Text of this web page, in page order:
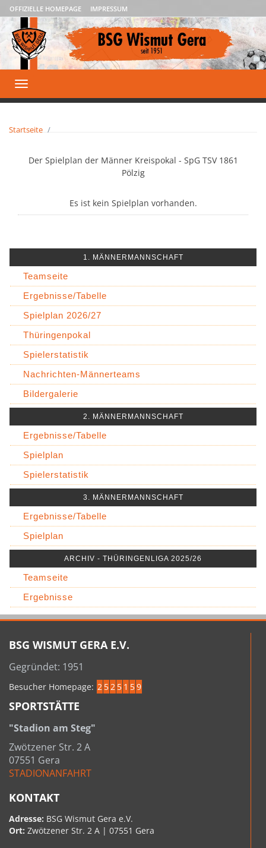
OFFIZIELLE HOMEPAGE IMPRESSUM
Toggle
navigation
Startseite
Der Spielplan der Männer Kreispokal - SpG TSV 1861
Pölzig
Es ist kein Spielplan vorhanden.
1. MÄNNERMANNSCHAFT
Teamseite
Ergebnisse/Tabelle
Spielplan 2026/27
Thüringenpokal
Spielerstatistik
Nachrichten-Männerteams
Bildergalerie
2. MÄNNERMANNSCHAFT
Ergebnisse/Tabelle
Spielplan
Spielerstatistik
3. MÄNNERMANNSCHAFT
Ergebnisse/Tabelle
Spielplan
ARCHIV - THÜRINGENLIGA 2025/26
Teamseite
Ergebnisse
BSG WISMUT GERA E.V.
Gegründet: 1951
Besucher Homepage: 2 52 5 1 59
SPORTSTÄTTE
"Stadion am Steg"
Zwötzener Str. 2 A
07551 Gera
STADIONANFAHRT
KONTAKT
Adresse: BSG Wismut Gera e.V.
Ort: Zwötzener Str. 2 A | 07551 Gera